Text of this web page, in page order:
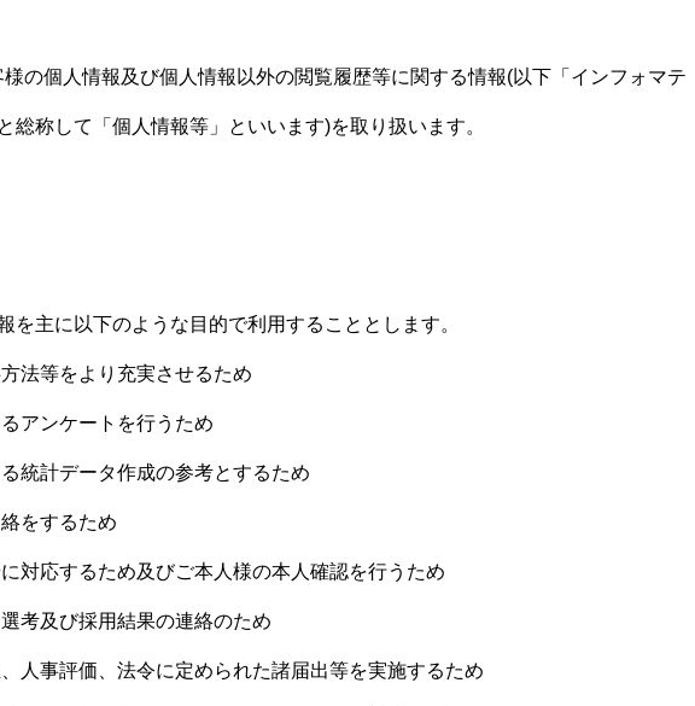
の個人情報及び個人情報以外の閲覧履歴等に関する情報(以下「インフォマテ
総称して「個人情報等」といいます)を取り扱います。
を主に以下のような目的で利用することとします。
法等をより充実させるため
アンケートを行うため
統計データ作成の参考とするため
をするため
対応するため及びご本人様の本人確認を行うため
考及び採用結果の連絡のため
人事評価、法令に定められた諸届出等を実施するため